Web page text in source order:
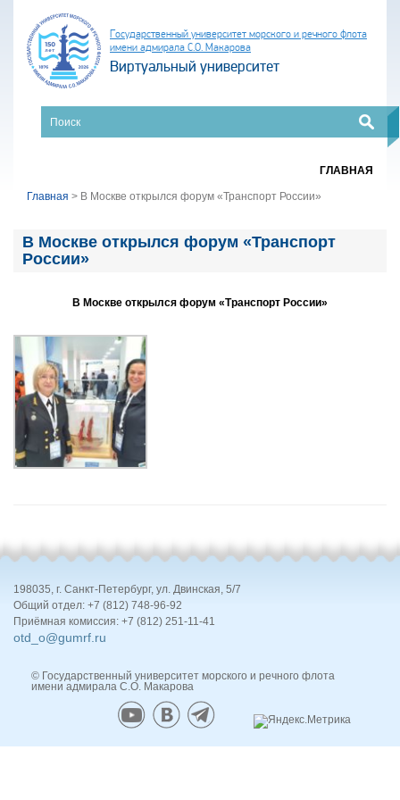
Государственный университет морского и речного флота
имени адмирала С.О. Макарова
Виртуальный университет
ГЛАВНАЯ
Главная > В Москве открылся форум «Транспорт России»
В Москве открылся форум «Транспорт
России»
В Москве открылся форум «Транспорт России»
198035, г. Санкт-Петербург, ул. Двинская, 5/7
Общий отдел: +7 (812) 748-96-92
Приёмная комиссия: +7 (812) 251-11-41
otd_o@gumrf.ru
© Государственный университет морского и речного флота
имени адмирала С.О. Макарова